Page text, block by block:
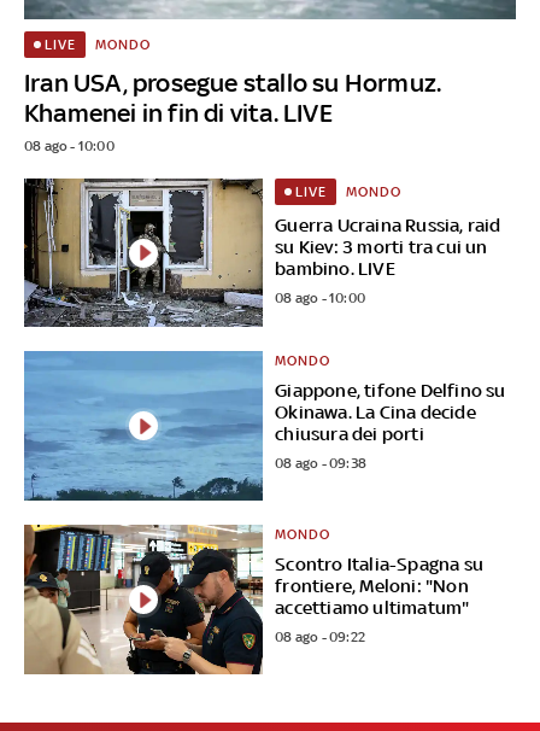
Iran USA, prosegue stallo su Hormuz.
Khamenei in fin di vita. LIVE
LIVE MONDO
08 ago - 10:00
Guerra Ucraina Russia, raid
su Kiev: 3 morti tra cui un
bambino. LIVE
LIVE MONDO
08 ago - 10:00
Giappone, tifone Delfino su
Okinawa. La Cina decide
chiusura dei porti
MONDO
08 ago - 09:38
Scontro Italia-Spagna su
frontiere, Meloni: "Non
accettiamo ultimatum"
MONDO
08 ago - 09:22